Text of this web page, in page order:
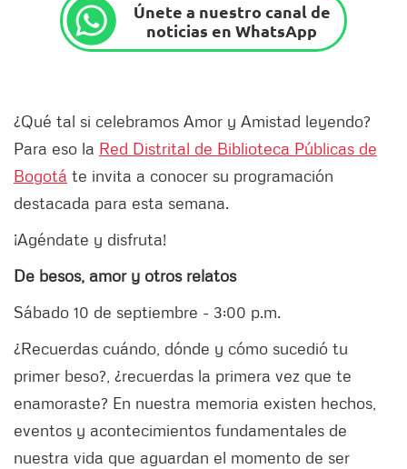
Únete a nuestro canal de
noticias en WhatsApp
¿Qué tal si celebramos Amor y Amistad leyendo?
Para eso la Red Distrital de Biblioteca Públicas de
Bogotá te invita a conocer su programación
destacada para esta semana.
¡Agéndate y disfruta!
De besos, amor y otros relatos
Sábado 10 de septiembre - 3:00 p.m.
¿Recuerdas cuándo, dónde y cómo sucedió tu
primer beso?, ¿recuerdas la primera vez que te
enamoraste? En nuestra memoria existen hechos,
eventos y acontecimientos fundamentales de
nuestra vida que aguardan el momento de ser